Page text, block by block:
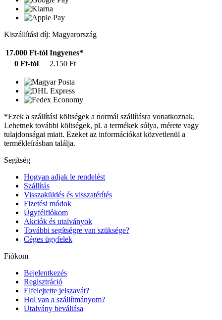
Kiszállítási díj: Magyarország
17.000 Ft-tól Ingyenes*
0 Ft-tól
2.150 Ft
*Ezek a szállítási költségek a normál szállításra vonatkoznak.
Lehetnek további költségek, pl. a termékek súlya, mérete vagy
tulajdonságai miatt. Ezeket az információkat közvetlenül a
termékleírásban találja.
Segítség
Hogyan adjak le rendelést
Szállítás
Visszaküldés és visszatérítés
Fizetési módok
Ügyfélfiókom
Akciók és utalványok
További segítségre van szüksége?
Céges ügyfelek
Fiókom
Bejelentkezés
Regisztráció
Elfelejtette jelszavát?
Hol van a szállítmányom?
Utalvány beváltása